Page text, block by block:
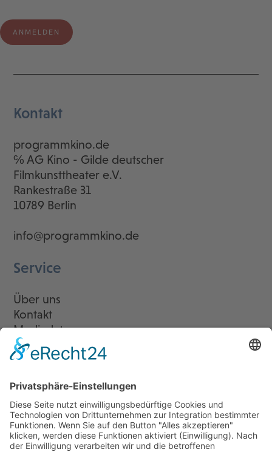
Kontakt
programmkino.de
℅ AG Kino - Gilde deutscher
Filmkunsttheater e.V.
Rankestraße 31
10789 Berlin
info@programmkino.de
Service
Über uns
Kontakt
Mediadaten
Newsletter
LogIn
Legal
Impressum
Datenschutzerklärung